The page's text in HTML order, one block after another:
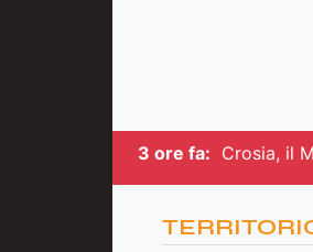
3 ore fa: Crosia, il